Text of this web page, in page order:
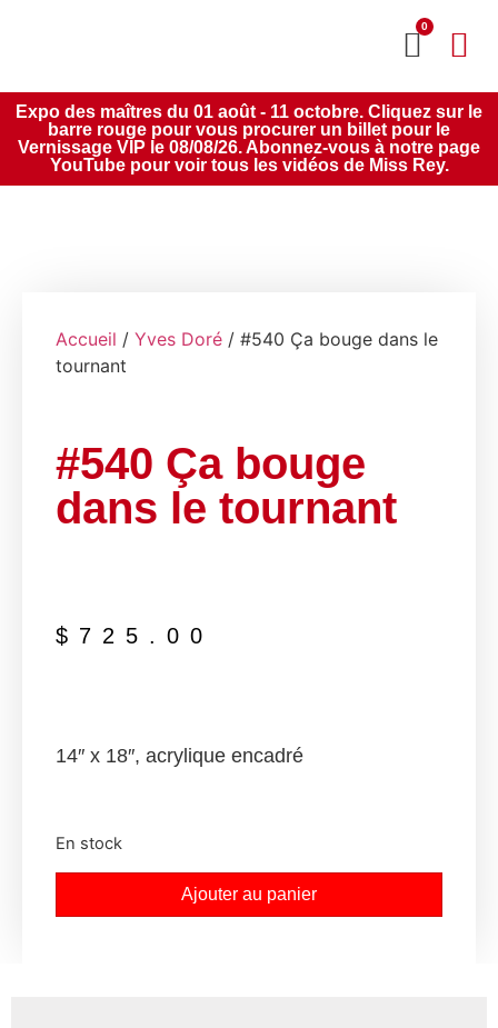
0
Expo des maîtres du 01 août - 11 octobre. Cliquez sur le
barre rouge pour vous procurer un billet pour le
Vernissage VIP le 08/08/26. Abonnez-vous à notre page
YouTube pour voir tous les vidéos de Miss Rey.
Accueil / Yves Doré / #540 Ça bouge dans le
tournant
#540 Ça bouge
dans le tournant
$ 725.00
14″ x 18″, acrylique encadré
En stock
Ajouter au panier